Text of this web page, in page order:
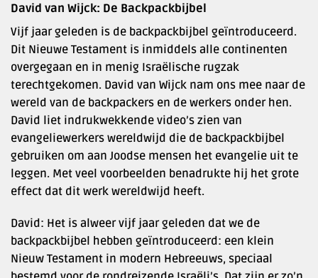
David van Wijck: De Backpackbijbel
Vijf jaar geleden is de backpackbijbel geïntroduceerd.
Dit Nieuwe Testament is inmiddels alle continenten
overgegaan en in menig Israëlische rugzak
terechtgekomen. David van Wijck nam ons mee naar de
wereld van de backpackers en de werkers onder hen.
David liet indrukwekkende video’s zien van
evangeliewerkers wereldwijd die de backpackbijbel
gebruiken om aan Joodse mensen het evangelie uit te
leggen. Met veel voorbeelden benadrukte hij het grote
effect dat dit werk wereldwijd heeft.
David: Het is alweer vijf jaar geleden dat we de
backpackbijbel hebben geïntroduceerd: een klein
Nieuw Testament in modern Hebreeuws, speciaal